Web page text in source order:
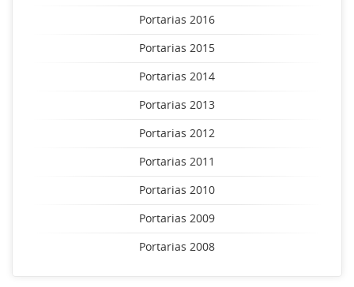
Portarias 2016
Portarias 2015
Portarias 2014
Portarias 2013
Portarias 2012
Portarias 2011
Portarias 2010
Portarias 2009
Portarias 2008